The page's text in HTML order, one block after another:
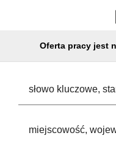
Oferta pracy jest